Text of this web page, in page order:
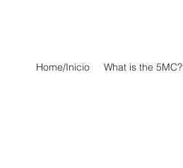
Home/Inicio What is the 5MC?